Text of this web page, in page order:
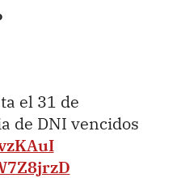
el 31 de
de DNI vencidos